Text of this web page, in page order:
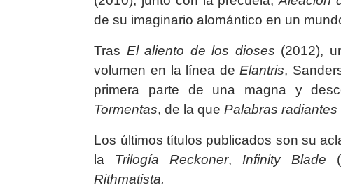
de su imaginario alomántico en un
Tras El aliento de los dioses (2012),
volumen en la línea deElantris,
primera parte de una magna y
Tormentas, de la quePalabras radiantes
Los últimos títulos publicados son su
la Trilogía Reckoner,Infinity Blade
Rithmatista.